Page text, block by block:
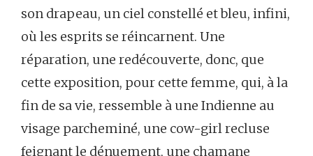
son drapeau, un ciel constellé et bleu, infini,
où les esprits se réincarnent. Une
réparation, une redécouverte, donc, que
cette exposition, pour cette femme, qui, à la
fin de sa vie, ressemble à une Indienne au
visage parcheminé, une cow-girl recluse
feignant le dénuement, une chamane